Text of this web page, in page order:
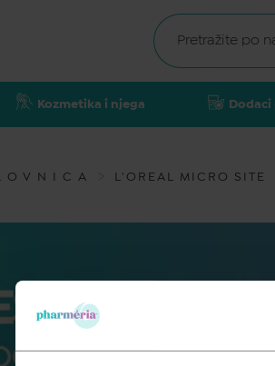
Kozmetika i njega
O V N I C A L'OREAL MICRO SITE